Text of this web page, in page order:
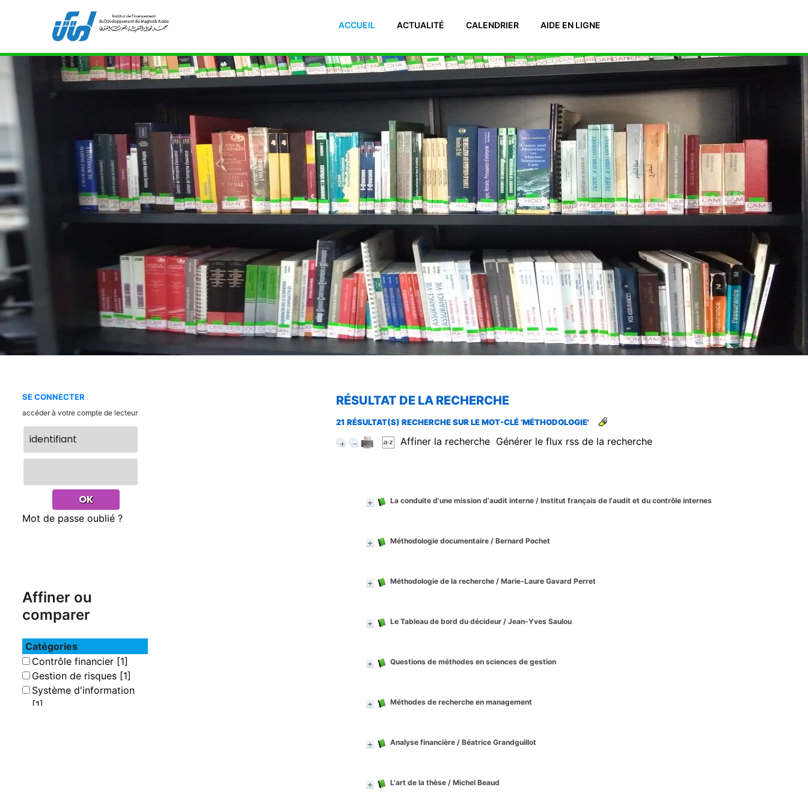
RÉSULTAT DE LA RECHERCHE
21 RÉSULTAT(S) RECHERCHE SUR LE MOT-CLÉ 'MÉTHODOLOGIE'
Affiner la recherche Générer le flux rss de la recherche
La conduite d'une mission d'audit interne / Institut français de l'audit et du contrôle internes
Méthodologie documentaire / Bernard Pochet
Méthodologie de la recherche / Marie-Laure Gavard Perret
Le Tableau de bord du décideur / Jean-Yves Saulou
Questions de méthodes en sciences de gestion
Méthodes de recherche en management
Analyse financière / Béatrice Grandguillot
L'art de la thèse / Michel Beaud
Bibliothèque de l'IFID 8, Avenue Tahar Ben Ammar El Manar II. 2092 Tunisie Téléphone : (+216) 71 885 011/ 71885
211
ifidmag.inst@ifid.org.tn
ACCUEIL ACTUALITÉ CALENDRIER AIDE EN LIGNE
SE CONNECTER
accéder à votre compte de lecteur
Mot de passe oublié ?
Affiner ou
comparer
Catégories
Contrôle financier [1]
Gestion de risques [1]
Système d'information
[1]